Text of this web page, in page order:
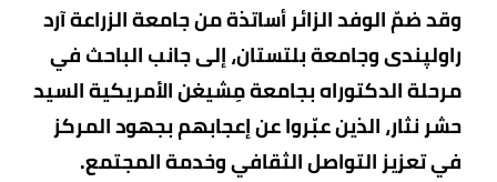
وقد ضمّ الوفد الزائر أساتذة من جامعة الزراعة آرد
راولپندى وجامعة بلتستان، إلى جانب الباحث في
مرحلة الدكتوراه بجامعة مِشيغن الأمريكية السيد
حشر نثار، الذين عبّروا عن إعجابهم بجهود المركز
في تعزيز التواصل الثقافي وخدمة المجتمع.